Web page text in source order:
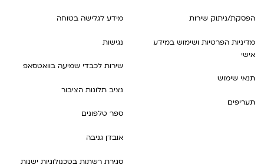
הפסקת/ניתוק שירות
מדיניות הפרטיות ושימוש במידע
אישי
תנאי שימוש
תעריפים
מידע לגלישה בטוחה
נגישות
שירות לכבדי שמיעה בוואטסאפ
נציב תלונות הציבור
ספר טלפונים
אובדן גניבה
סגירת רשתות בטכנולוגיות ישנות